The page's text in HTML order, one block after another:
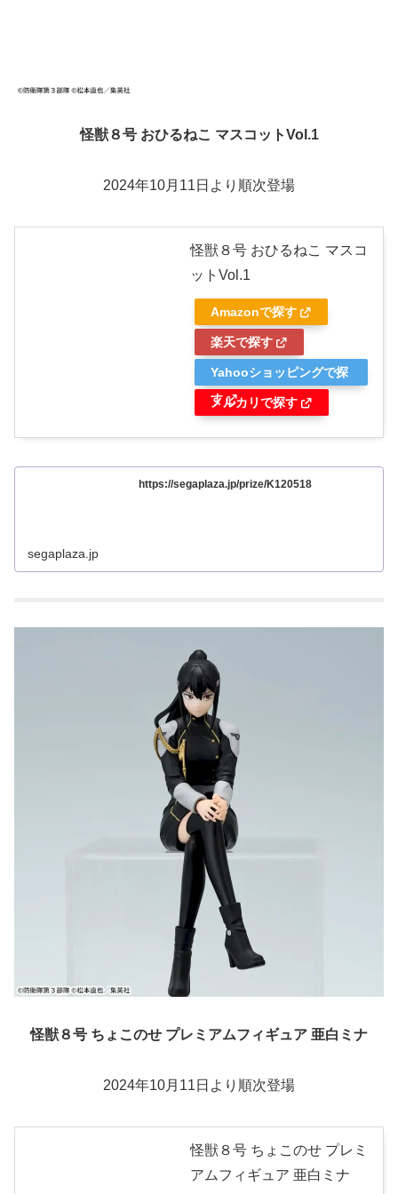
怪獣８号 おひるねこ マスコットVol.1
2024年10月11日より順次登場
怪獣８号 おひるねこ マスコ
ットVol.1
Amazonで探す
楽天で探す
Yahooショッピングで探
す
メルカリで探す
https://segaplaza.jp/prize/K120518
segaplaza.jp
怪獣８号 ちょこのせ プレミアムフィギュア 亜白ミナ
2024年10月11日より順次登場
怪獣８号 ちょこのせ プレミ
アムフィギュア 亜白ミナ